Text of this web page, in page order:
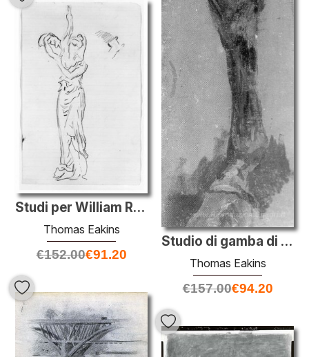
Studio di gamba di un cavallo per la Fairman Rogers Four in Hand
Thomas Eakins
€157.00€94.20
Studi per William Rush
Thomas Eakins
€152.00€91.20